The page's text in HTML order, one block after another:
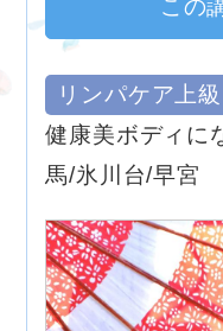
この
リンパケア上級
健康美ボディに
馬/氷川台/早宮